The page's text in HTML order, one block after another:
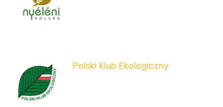
Polski Klub Ekologiczny